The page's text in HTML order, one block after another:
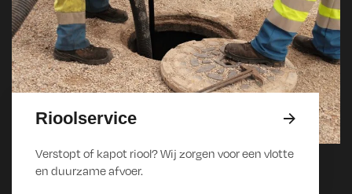
Rioolservice
Verstopt of kapot riool? Wij zorgen voor een vlotte
en duurzame afvoer.